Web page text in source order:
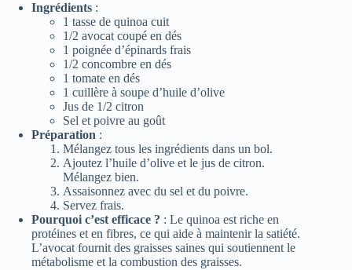
Ingrédients :
1 tasse de quinoa cuit
1/2 avocat coupé en dés
1 poignée d’épinards frais
1/2 concombre en dés
1 tomate en dés
1 cuillère à soupe d’huile d’olive
Jus de 1/2 citron
Sel et poivre au goût
Préparation :
Mélangez tous les ingrédients dans un bol.
Ajoutez l’huile d’olive et le jus de citron.
Mélangez bien.
Assaisonnez avec du sel et du poivre.
Servez frais.
Pourquoi c’est efficace ? : Le quinoa est riche en
protéines et en fibres, ce qui aide à maintenir la satiété.
L’avocat fournit des graisses saines qui soutiennent le
métabolisme et la combustion des graisses.